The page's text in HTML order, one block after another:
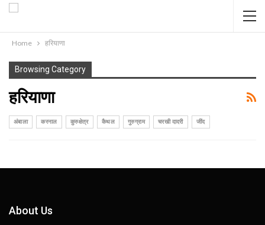
Home हरियाणा
Browsing Category
हरियाणा
अंबाला करनाल कुरुक्षेत्र कैथल गुरुग्राम चरखी दादरी जींद
About Us